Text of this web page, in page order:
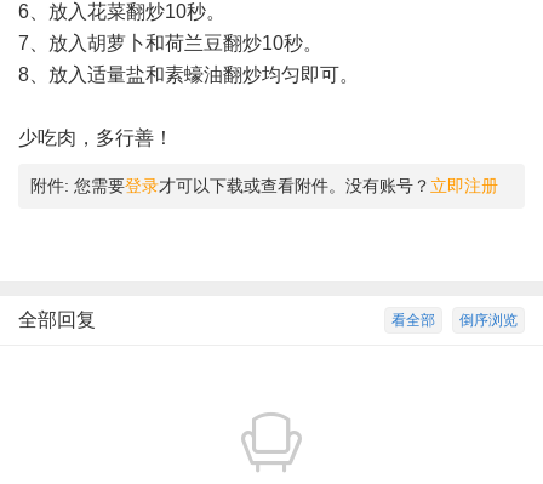
6、放入花菜翻炒10秒。
7、放入胡萝卜和荷兰豆翻炒10秒。
8、放入适量盐和素蠔油翻炒均匀即可。
少吃肉，多行善！
附件: 您需要登录才可以下载或查看附件。没有账号？ 立即注册
倒序浏览
看全部
全部回复